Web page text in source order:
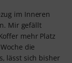
im Inneren
Mir gefällt
mehr Platz
die
lässt sich bisher